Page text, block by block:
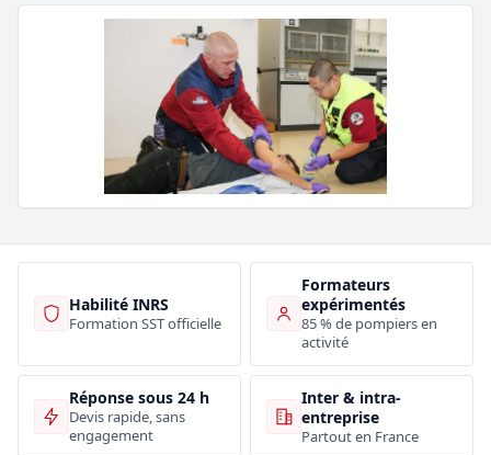
Habilité INRS
Formation SST officielle
Formateurs
expérimentés
85 % de pompiers en
activité
Réponse sous 24 h
Devis rapide, sans
engagement
Inter & intra-
entreprise
Partout en France